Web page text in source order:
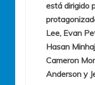
está dirigido
Lee, Evan
Hasan
Cameron
Anderson y